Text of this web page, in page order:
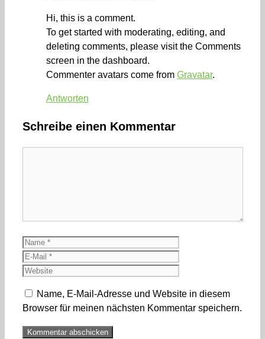
Hi, this is a comment.
To get started with moderating, editing, and
deleting comments, please visit the Comments
screen in the dashboard.
Commenter avatars come from Gravatar.
Antworten
Schreibe einen Kommentar
Name
Name, E-Mail-Adresse und Website in diesem
Browser für meinen nächsten Kommentar speichern.